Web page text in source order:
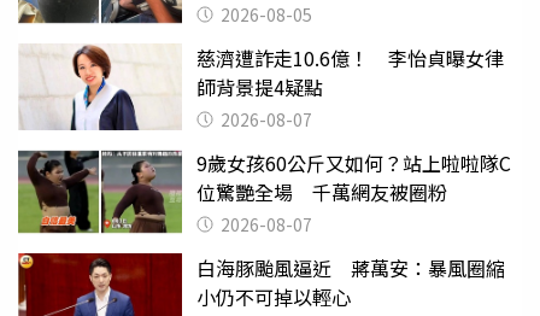
2026-08-05
慈濟遭詐走10.6億！ 李怡貞曝女律
師背景提4疑點
2026-08-07
9歲女孩60公斤又如何？站上啦啦隊C
位驚艷全場 千萬網友被圈粉
2026-08-07
白海豚颱風逼近 蔣萬安：暴風圈縮
小仍不可掉以輕心